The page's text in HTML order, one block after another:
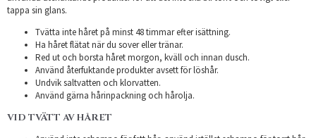
tappa sin glans.
Tvätta inte håret på minst 48 timmar efter isättning.
Ha håret flätat när du sover eller tränar.
Red ut och borsta håret morgon, kväll och innan dusch.
Använd återfuktande produkter avsett för löshår.
Undvik saltvatten och klorvatten.
Använd gärna hårinpackning och hårolja.
VID TVÄTT AV HÅRET